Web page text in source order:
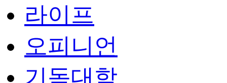
라이프
오피니언
기독대학